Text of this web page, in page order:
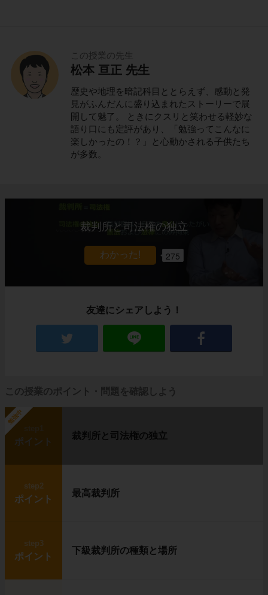
この授業の先生
松本 亘正 先生
歴史や地理を暗記科目ととらえず、感動と発
見がふんだんに盛り込まれたストーリーで展
開して魅了。 ときにクスリと笑わせる軽妙な
語り口にも定評があり、「勉強ってこんなに
楽しかったの！？」と心動かされる子供たち
が多数。
裁判所と司法権の独立
275
友達にシェアしよう！
この授業のポイント・問題を確認しよう
勉強中
ポイント
裁判所と司法権の独立
step2
ポイント
最高裁判所
step3
ポイント
下級裁判所の種類と場所